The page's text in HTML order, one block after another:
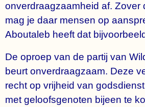
onverdraagzaamheid af. Zover
mag je daar mensen op
Aboutaleb heeft dat
De oproep van de partij van
beurt onverdraagzaam. Deze
recht op vrijheid van
met geloofsgenoten bijeen te